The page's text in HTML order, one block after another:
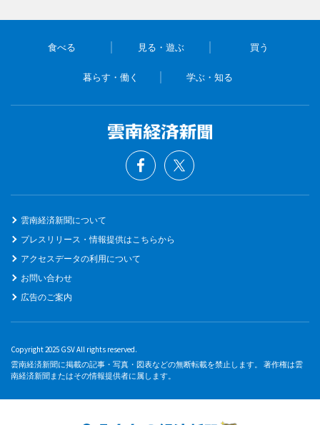
食べる 見る・遊ぶ 買う
暮らす・働く 学ぶ・知る
雲南経済新聞について
プレスリリース・情報提供はこちらから
アクセスデータの利用について
お問い合わせ
広告のご案内
Copyright 2025 GSV All rights reserved.
雲南経済新聞に掲載の記事・写真・図表などの無断転載を禁止します。 著作権は雲
南経済新聞またはその情報提供者に属します。